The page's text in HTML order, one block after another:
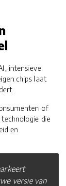
intensieve
chips laat
of
die
en
versie van